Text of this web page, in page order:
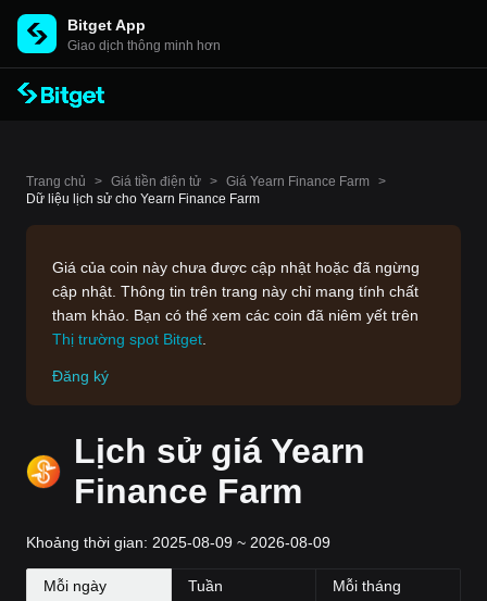
Bitget App
Giao dịch thông minh hơn
Trang chủ > Giá tiền điện tử > Giá Yearn Finance Farm >
Dữ liệu lịch sử cho Yearn Finance Farm
Giá của coin này chưa được cập nhật hoặc đã ngừng
cập nhật. Thông tin trên trang này chỉ mang tính chất
tham khảo. Bạn có thể xem các coin đã niêm yết trên
Thị trường spot Bitget
Đăng ký
Lịch sử giá Yearn
Finance Farm
Khoảng thời gian: 2025-08-09 ~ 2026-08-09
Mỗi ngày Tuần Mỗi tháng